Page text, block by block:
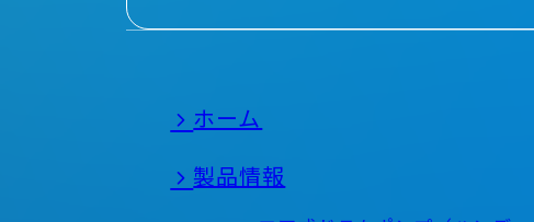
ホーム
製品情報